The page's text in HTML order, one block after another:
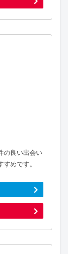
の良い出会い
めです。